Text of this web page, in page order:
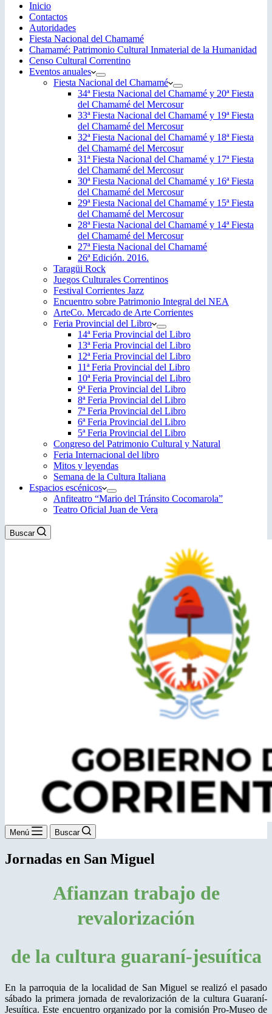
Inicio
Contactos
Autoridades
Fiesta Nacional del Chamamé
Chamamé: Patrimonio Cultural Inmaterial de la Humanidad
Censo Cultural Correntino
Eventos anuales
Fiesta Nacional del Chamamé
34ª Fiesta Nacional del Chamamé y 20ª Fiesta
del Chamamé del Mercosur
33ª Fiesta Nacional del Chamamé y 19ª Fiesta
del Chamamé del Mercosur
32ª Fiesta Nacional del Chamamé y 18ª Fiesta
del Chamamé del Mercosur
31ª Fiesta Nacional del Chamamé y 17ª Fiesta
del Chamamé del Mercosur
30ª Fiesta Nacional del Chamamé y 16ª Fiesta
del Chamamé del Mercosur
29ª Fiesta Nacional del Chamamé y 15ª Fiesta
del Chamamé del Mercosur
28ª Fiesta Nacional del Chamamé y 14ª Fiesta
del Chamamé del Mercosur
27ª Fiesta Nacional del Chamamé
26ª Edición. 2016.
Taragüi Rock
Juegos Culturales Correntinos
Festival Corrientes Jazz
Encuentro sobre Patrimonio Integral del NEA
ArteCo. Mercado de Arte Corrientes
Feria Provincial del Libro
14ª Feria Provincial del Libro
13ª Feria Provincial del Libro
12ª Feria Provincial del Libro
11ª Feria Provincial del Libro
10ª Feria Provincial del Libro
9ª Feria Provincial del Libro
8ª Feria Provincial del Libro
7ª Feria Provincial del Libro
6ª Feria Provincial del Libro
5ª Feria Provincial del Libro
Congreso del Patrimonio Cultural y Natural
Feria Internacional del libro
Mitos y leyendas
Semana de la Cultura Italiana
Espacios escénicos
Anfiteatro “Mario del Tránsito Cocomarola”
Teatro Oficial Juan de Vera
Buscar
Menú Buscar
Jornadas en San Miguel
Afianzan trabajo de
revalorización
de la cultura guaraní-jesuítica
En la parroquia de la localidad de San Miguel se realizó el pasado
sábado la primera jornada de revalorización de la cultura Guaraní-
Jesuítica. Este encuentro organizado por la comisión Pro-Museo de